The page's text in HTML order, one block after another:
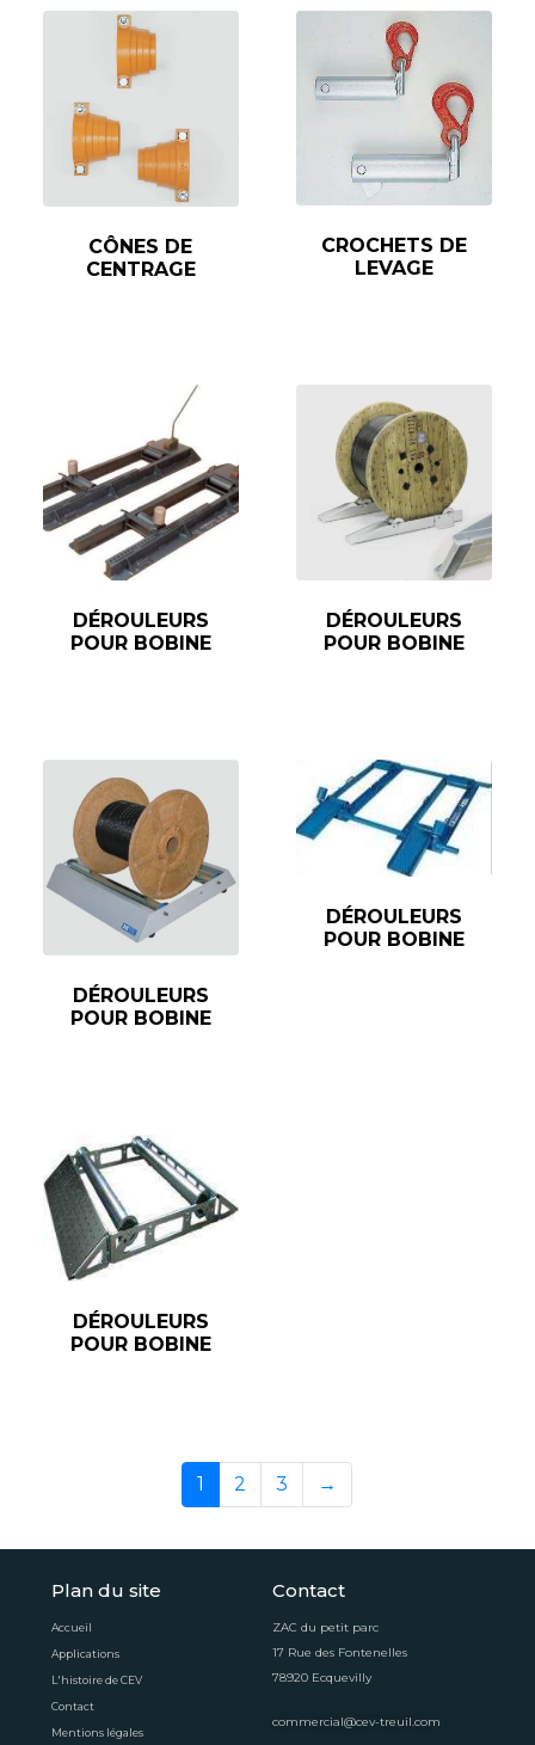
CÔNES DE
CENTRAGE
CROCHETS DE
LEVAGE
DÉROULEURS
POUR BOBINE
DÉROULEURS
POUR BOBINE
DÉROULEURS
POUR BOBINE
DÉROULEURS
POUR BOBINE
DÉROULEURS
POUR BOBINE
1 2 3 →
Plan du site
Accueil
Applications
L'histoire de CEV
Contact
Mentions légales
Contact
ZAC du petit parc
17 Rue des Fontenelles
78920 Ecquevilly
commercial@cev-treuil.com